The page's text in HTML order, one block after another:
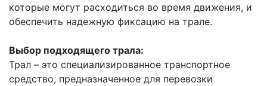
которые могут расходиться во время движения, и
обеспечить надежную фиксацию на трале.
Выбор подходящего трала:
Трал – это специализированное транспортное
средство, предназначенное для перевозки